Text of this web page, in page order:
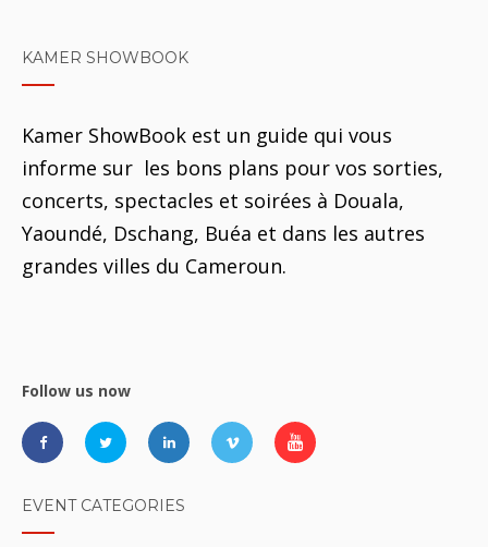
KAMER SHOWBOOK
Kamer ShowBook est un guide qui vous
informe sur les bons plans pour vos sorties,
concerts, spectacles et soirées à Douala,
Yaoundé, Dschang, Buéa et dans les autres
grandes villes du Cameroun.
Follow us now
EVENT CATEGORIES